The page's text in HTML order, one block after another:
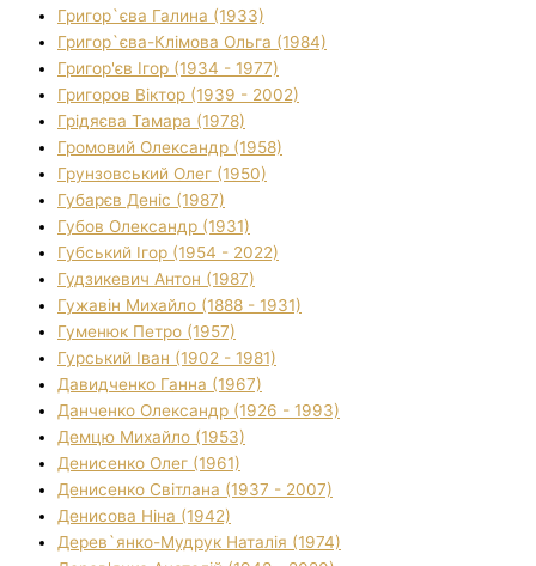
Григор`єва Галина (1933)
Григор`єва-Клімова Ольга (1984)
Григор'єв Ігор (1934 - 1977)
Григоров Віктор (1939 - 2002)
Грідяєва Тамара (1978)
Громовий Олександр (1958)
Грунзовський Олег (1950)
Губарєв Деніс (1987)
Губов Олександр (1931)
Губський Ігор (1954 - 2022)
Гудзикевич Антон (1987)
Гужавін Михайло (1888 - 1931)
Гуменюк Петро (1957)
Гурський Іван (1902 - 1981)
Давидченко Ганна (1967)
Данченко Олександр (1926 - 1993)
Демцю Михайло (1953)
Денисенко Олег (1961)
Денисенко Світлана (1937 - 2007)
Денисова Ніна (1942)
Дерев`янко-Мудрук Наталія (1974)